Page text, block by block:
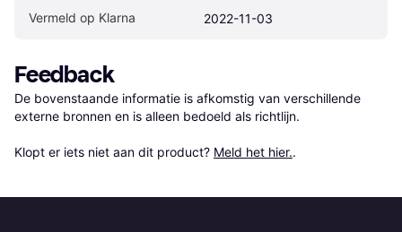
Vermeld op Klarna 2022-11-03
Feedback
De bovenstaande informatie is afkomstig van verschillende
externe bronnen en is alleen bedoeld als richtlijn.
Klopt er iets niet aan dit product? Meld het hier..